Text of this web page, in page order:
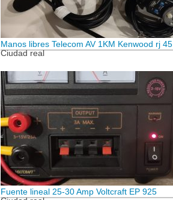
Manos libres Telecom AV 1KM Kenwood rj 45
Ciudad real
Fuente lineal 25-30 Amp Voltcraft EP 925